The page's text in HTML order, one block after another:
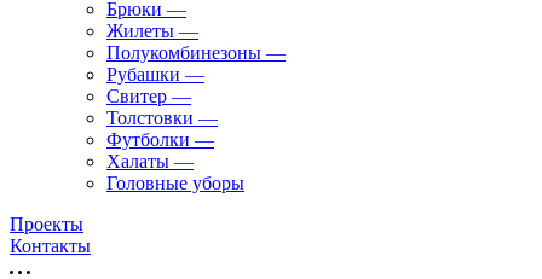
Брюки —
Жилеты —
Полукомбинезоны —
Рубашки —
Свитер —
Толстовки —
Футболки —
Халаты —
Головные уборы
Проекты
Контакты